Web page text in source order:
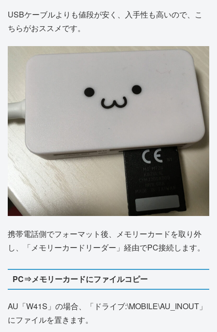
USBケーブルよりも値段が安く、入手性も高いので、こ
ちらがおススメです。
携帯電話側でフォーマット後、メモリーカードを取り外
し、「メモリーカードリーダー」経由でPC接続します。
PC⇒メモリーカードにファイルコピー
AU「W41S」の場合、「ドライブ:\MOBILE\AU_INOUT」
にファイルを置きます。